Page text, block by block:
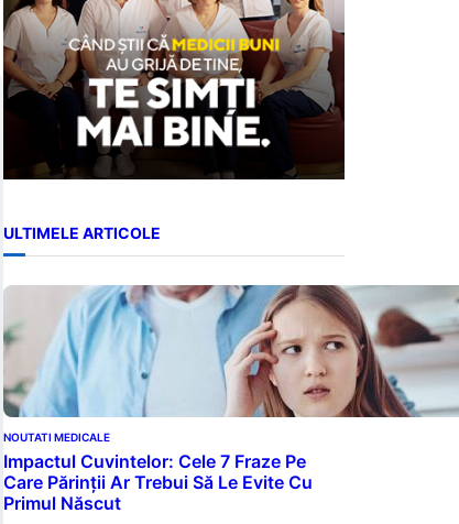
ULTIMELE ARTICOLE
NOUTATI MEDICALE
Impactul Cuvintelor: Cele 7 Fraze Pe
Care Părinții Ar Trebui Să Le Evite Cu
Primul Născut